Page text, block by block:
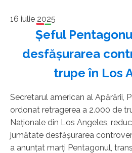
16 iulie 2025
Şeful
desfăşurarea
trupe în Los
Secretarul american al Apărării,
ordonat retragerea a 2.000 de
Naţionale din Los Angeles,
jumătate desfăşurarea
a anunţat marţi Pentagonul,